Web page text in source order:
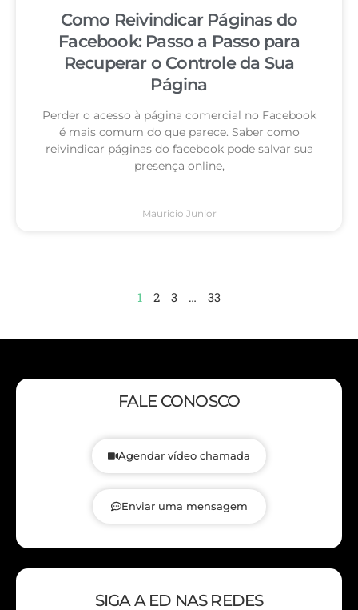
Como Reivindicar Páginas do
Facebook: Passo a Passo para
Recuperar o Controle da Sua
Página
Perder o acesso à página comercial no Facebook
é mais comum do que parece. Saber como
reivindicar páginas do facebook pode salvar sua
presença online,
Mauricio Junior
1 2 3 … 33
FALE CONOSCO
Agendar vídeo chamada
Enviar uma mensagem
SIGA A ED NAS REDES